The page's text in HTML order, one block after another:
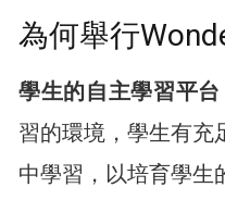
為何舉行
學生的自主學習平台
習的環境，學生有充
中學習，以培育學生